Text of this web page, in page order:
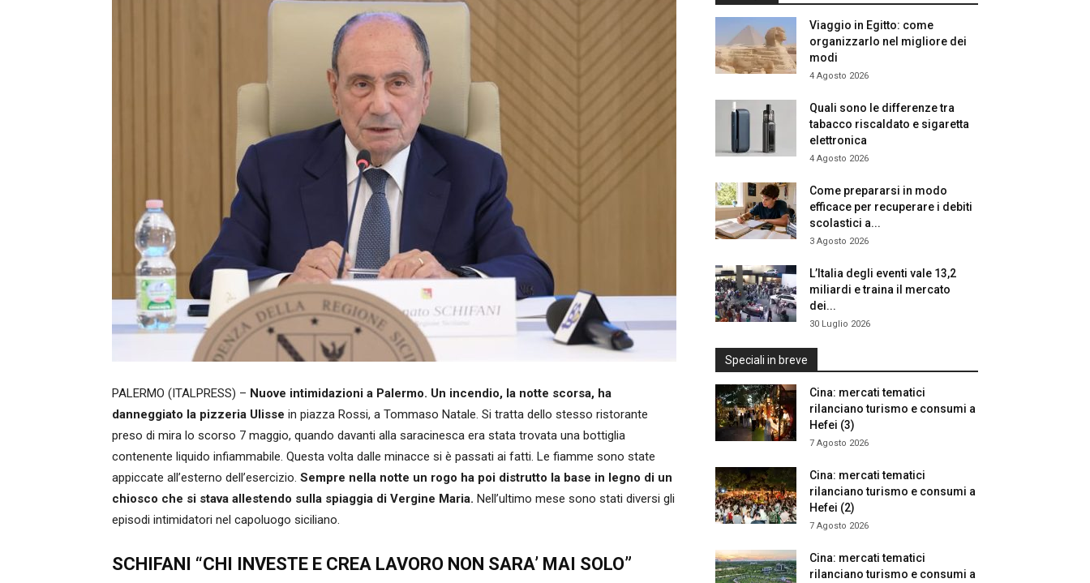
PALERMO (ITALPRESS) – Nuove intimidazioni a Palermo. Un incendio, la notte scorsa, ha
danneggiato la pizzeria Ulisse in piazza Rossi, a Tommaso Natale. Si tratta dello stesso ristorante
preso di mira lo scorso 7 maggio, quando davanti alla saracinesca era stata trovata una bottiglia
contenente liquido infiammabile. Questa volta dalle minacce si è passati ai fatti. Le fiamme sono state
appiccate all’esterno dell’esercizio. Sempre nella notte un rogo ha poi distrutto la base in legno di un
chiosco che si stava allestendo sulla spiaggia di Vergine Maria. Nell’ultimo mese sono stati diversi gli
episodi intimidatori nel capoluogo siciliano.
SCHIFANI “CHI INVESTE E CREA LAVORO NON SARA’ MAI SOLO”
Viaggio in Egitto: come
organizzarlo nel migliore dei
modi
4 Agosto 2026
Quali sono le differenze tra
tabacco riscaldato e sigaretta
elettronica
4 Agosto 2026
Come prepararsi in modo
efficace per recuperare i debiti
scolastici a...
3 Agosto 2026
L’Italia degli eventi vale 13,2
miliardi e traina il mercato
dei...
30 Luglio 2026
Speciali in breve
Cina: mercati tematici
rilanciano turismo e consumi a
Hefei (3)
7 Agosto 2026
Cina: mercati tematici
rilanciano turismo e consumi a
Hefei (2)
7 Agosto 2026
Cina: mercati tematici
rilanciano turismo e consumi a